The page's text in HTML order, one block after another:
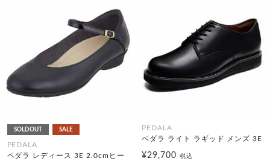
SOLDOUT SALE
PEDALA
ペダラ レディース 3E 2.0cmヒー
PEDALA
ペダラ ライト ラギッド メンズ 3E
¥29,700 税込